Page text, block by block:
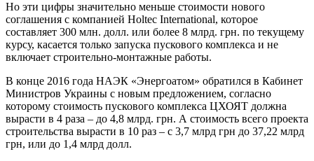
Но эти цифры значительно меньше стоимости нового
соглашения с компанией Holtec International, которое
составляет 300 млн. долл. или более 8 млрд. грн. по текущему
курсу, касается только запуска пускового комплекса и не
включает строительно-монтажные работы.
В конце 2016 года НАЭК «Энергоатом» обратился в Кабинет
Министров Украины с новым предложением, согласно
которому стоимость пускового комплекса ЦХОЯТ должна
вырасти в 4 раза – до 4,8 млрд. грн. А стоимость всего проекта
строительства вырасти в 10 раз – с 3,7 млрд грн до 37,22 млрд
грн, или до 1,4 млрд долл.